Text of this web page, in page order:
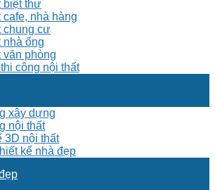
biệt thư
cafe, nhà hàng
chung cư
nhà ống
văn phòng
công nội thất
xây dựng
nội thất
3D nội thất
kế nhà đẹp